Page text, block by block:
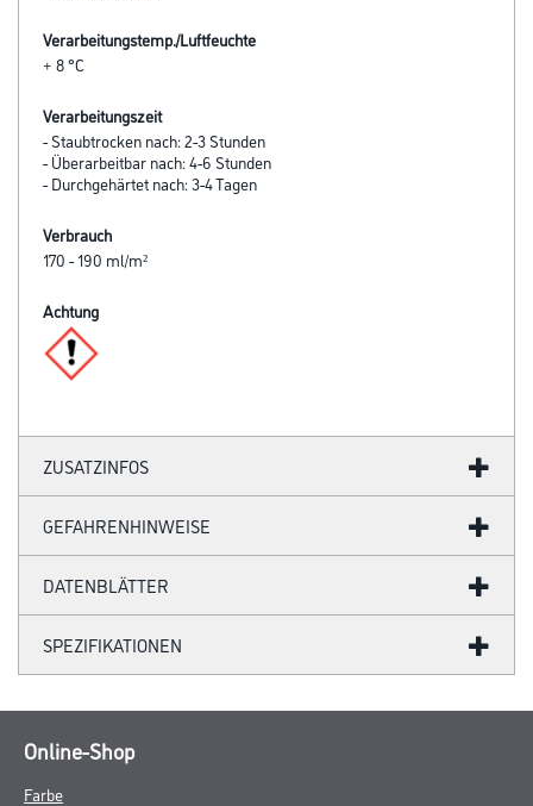
Verarbeitungstemp./Luftfeuchte
+ 8 °C
Verarbeitungszeit
- Staubtrocken nach: 2-3 Stunden
- Überarbeitbar nach: 4-6 Stunden
- Durchgehärtet nach: 3-4 Tagen
Verbrauch
170 - 190 ml/m²
Achtung
ZUSATZINFOS
GEFAHRENHINWEISE
DATENBLÄTTER
SPEZIFIKATIONEN
Online-Shop
Farbe